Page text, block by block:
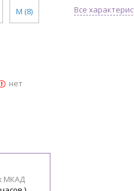
M (8)
Все
нет
МКАД